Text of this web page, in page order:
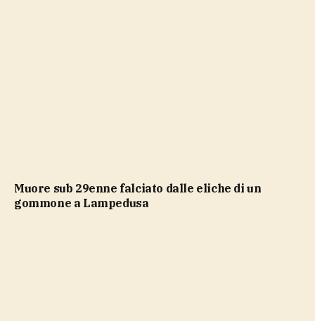
Muore sub 29enne falciato dalle eliche di un
gommone a Lampedusa